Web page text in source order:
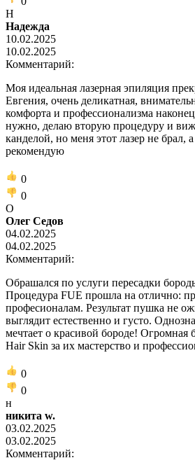
Н
Надежда
10.02.2025
10.02.2025
Комментарий:
Моя идеальная лазерная эпиляция
Евгения, очень деликатная,
комфорта и профессионализма
нужно, делаю вторую процедуру и
канделой, но меня этот лазер не брал, а
рекомендую
0
0
О
Олег Седов
04.02.2025
04.02.2025
Комментарий:
Обрашался по услуги пересадки
Процедура FUE прошла на отлично:
професионалам. Результат пушка не
выглядит естественно и густо.
мечтает о красивой бороде! Огромная
Hair Skin за их мастерство и
0
0
н
никита w.
03.02.2025
03.02.2025
Комментарий: